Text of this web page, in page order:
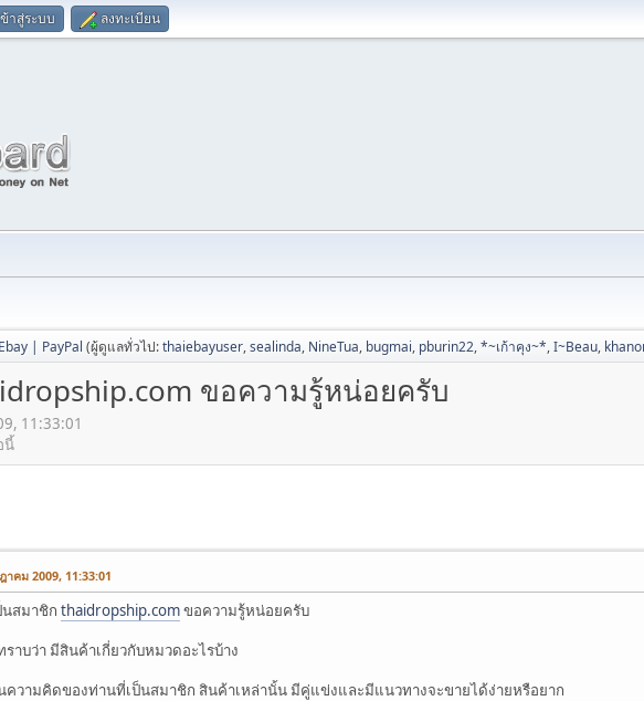
ข้าสู่ระบบ ลงทะเบียน
Ebay | PayPal (ผู้ดูแลทั่วไป:thaiebayuser,sealinda, NineTua, bugmai, pburin22,*~เก้าคุง~*,I~Beau,
ขอความรู้หน่อยครับ
11:33:01
นี้
าคม 2009, 11:33:01
นสมาชิก thaidropship.comขอความรู้หน่อยครับ
ราบว่า มีสินค้าเกี่ยวกับหมวดอะไรบ้าง
ความคิดของท่านที่เป็นสมาชิก สินค้าเหล่านั้น มีคู่แข่งและมีแนวทางจะขายได้ง่ายหรือยาก